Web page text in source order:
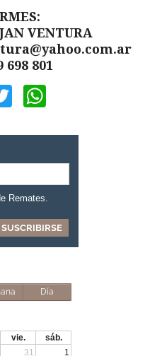
VENTURA
698 801
Twitter
Remates.
Día
vie.
sáb.
31 1